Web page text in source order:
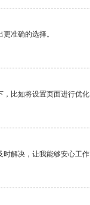
准确的选择。
比如将设置页面进行优
解决，让我能够安心工